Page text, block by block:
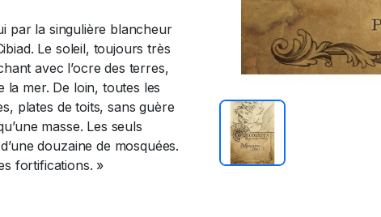
par la singulière blancheur
Le soleil, toujours très
avec l’ocre des terres,
la mer. De loin, toutes les
plates de toits, sans guère
masse. Les seuls
douzaine de mosquées.
fortifications. »